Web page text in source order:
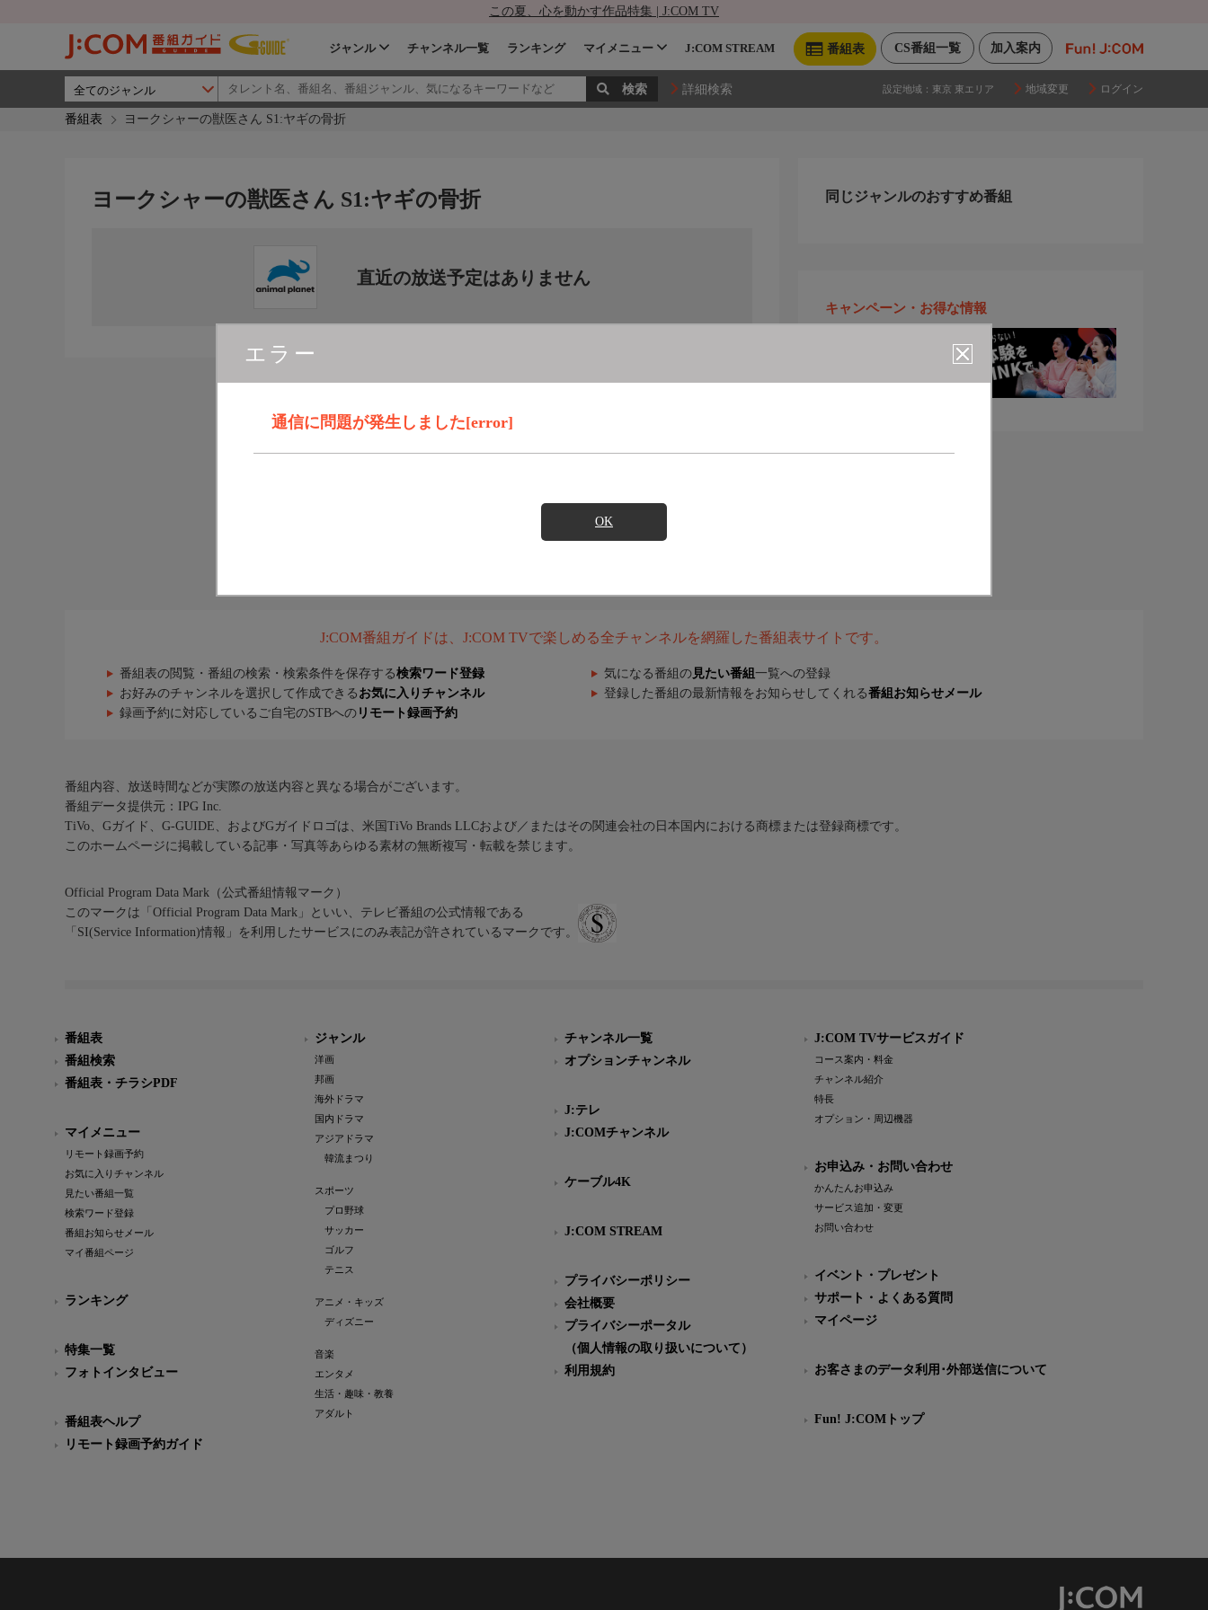
この夏、心を動かす作品特集 | J:COM TV
加入案内
CS番組一覧
番組表
ジャンル チャンネル一覧 ランキング マイメニュー J:COM STREAM
詳細検索 設定地域： 東京 東エリア 地域変更 ログイン
番組表 ヨークシャーの獣医さん S1:ヤギの骨折
エラー
通信に問題が発生しました[error]
OK
ヨークシャーの獣医さん S1:ヤギの骨折
直近の放送予定はありません
同じジャンルのおすすめ番組
キャンペーン・お得な情報
J:COM番組ガイドは、J:COM TVで楽しめる全チャンネルを網羅した番組表サイトです。
番組表の閲覧・番組の検索・検索条件を保存する検索ワード登録 気になる番組の 見たい番組 一覧への登録
お好みのチャンネルを選択して作成できる お気に入りチャンネル 登録した番組の最新情報をお知らせしてくれる番組お知らせメール
録画予約に対応しているご自宅のSTBへの リモート録画予約
番組内容、放送時間などが実際の放送内容と異なる場合がございます。
番組データ提供元：IPG Inc.
TiVo、Gガイド、G-GUIDE、およびGガイドロゴは、米国TiVo Brands LLCおよび／またはその関連会社の日本国内における商標または登録商標です。
このホームページに掲載している記事・写真等あらゆる素材の無断複写・転載を禁じます。
Official Program Data Mark（公式番組情報マーク）
このマークは「Official Program Data Mark」といい、テレビ番組の公式情報である
「SI(Service Information)情報」を利用したサービスにのみ表記が許されているマークです。
番組表
番組検索
番組表・チラシPDF
マイメニュー
リモート録画予約
お気に入りチャンネル
見たい番組一覧
検索ワード登録
番組お知らせメール
マイ番組ページ
ランキング
特集一覧
フォトインタビュー
番組表ヘルプ
リモート録画予約ガイド
ジャンル
洋画
邦画
海外ドラマ
国内ドラマ
アジアドラマ
韓流まつり
スポーツ
プロ野球
サッカー
ゴルフ
テニス
アニメ・キッズ
ディズニー
音楽
エンタメ
生活・趣味・教養
アダルト
チャンネル一覧
オプションチャンネル
J:テレ
J:COMチャンネル
ケーブル4K
J:COM STREAM
プライバシーポリシー
会社概要
プライバシーポータル
（個人情報の取り扱いについて）
利用規約
J:COM TVサービスガイド
コース案内・料金
チャンネル紹介
特長
オプション・周辺機器
お申込み・お問い合わせ
かんたんお申込み
サービス追加・変更
お問い合わせ
イベント・プレゼント
サポート・よくある質問
マイページ
お客さまのデータ利用･外部送信について
Fun! J:COMトップ